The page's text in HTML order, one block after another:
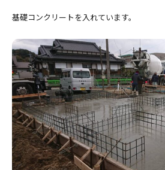
基礎コンクリートを入れています。